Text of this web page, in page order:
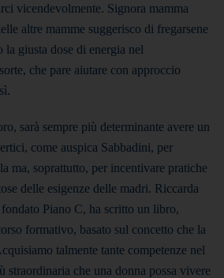
vicendevolmente. Signora mamma
altre mamme suggerisco di fregarsene
la giusta dose di energia nel
che pare aiutare con approccio
sarà sempre più determinante avere un
come auspica Sabbadini, per
ma, soprattutto, per incentivare pratiche
delle esigenze delle madri. Riccarda
Piano C, ha scritto un libro,
formativo, basato sul concetto che la
talmente tante competenze nel
straordinaria che una donna possa vivere